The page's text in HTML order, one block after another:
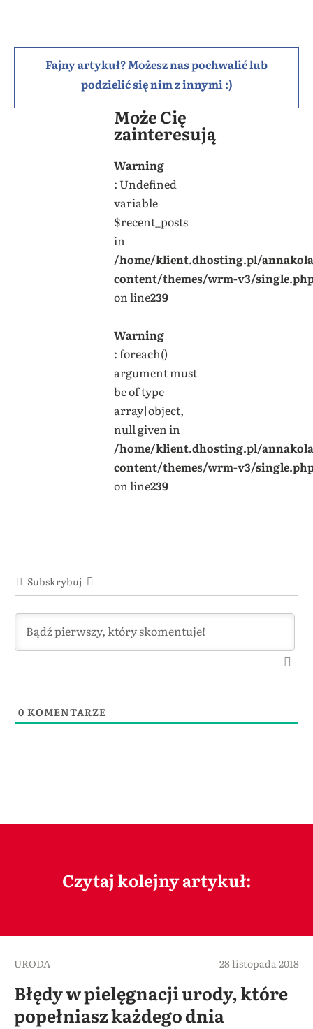
Fajny artykuł? Możesz nas pochwalić lub
podzielić się nim z innymi :)
Może Cię
zainteresują
Warning
: Undefined
variable
$recent_posts
in
/home/klient.dhosting.pl/
content/themes/wrm-v3/
on line239
Warning
: foreach()
argument must
be of type
array|object,
null given in
/home/klient.dhosting.pl/
content/themes/wrm-v3/
on line239
Subskrybuj
0 KOMENTARZE
Czytaj kolejny artykuł:
URODA 28 listopada 2018
Błędy w pielęgnacji urody, które
popełniasz każdego dnia